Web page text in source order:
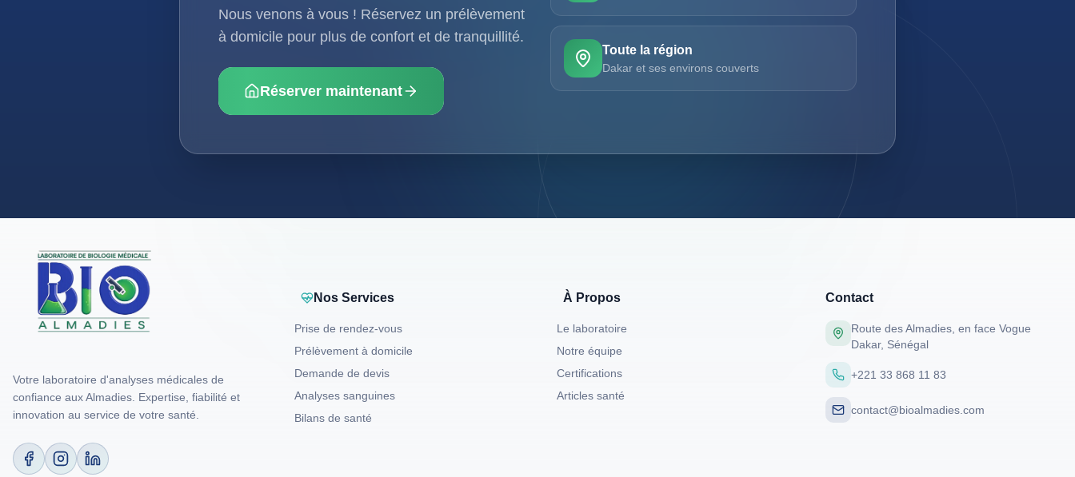
Nous venons à vous ! Réservez un prélèvement
à domicile pour plus de confort et de tranquillité.
Réserver maintenant
Toute la région
Dakar et ses environs couverts
Votre laboratoire d'analyses médicales de
confiance aux Almadies. Expertise, fiabilité et
innovation au service de votre santé.
Nos Services
Prise de rendez-vous
Prélèvement à domicile
Demande de devis
Analyses sanguines
Bilans de santé
À Propos
Le laboratoire
Notre équipe
Certifications
Articles santé
Contact
Route des Almadies, en face Vogue
Dakar, Sénégal
+221 33 868 11 83
contact@bioalmadies.com